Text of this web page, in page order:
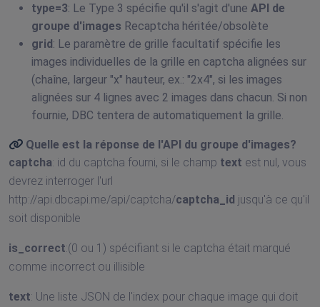
type=3: Le Type 3 spécifie qu'il s'agit d'une API de
groupe d'images Recaptcha héritée/obsolète
grid: Le paramètre de grille facultatif spécifie les
images individuelles de la grille en captcha alignées sur
(chaîne, largeur "x" hauteur, ex.: "2x4", si les images
alignées sur 4 lignes avec 2 images dans chacun. Si non
fournie, DBC tentera de automatiquement la grille.
Quelle est la réponse de l'API du groupe d'images?
captcha: id du captcha fourni, si le champ text est nul, vous
devrez interroger l'url
http://api.dbcapi.me/api/captcha/captcha_id jusqu'à ce qu'il
soit disponible
is_correct:(0 ou 1) spécifiant si le captcha était marqué
comme incorrect ou illisible
text: Une liste JSON de l'index pour chaque image qui doit